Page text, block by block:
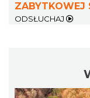
ZABYTKOWEJ
ODSŁUCHAJ